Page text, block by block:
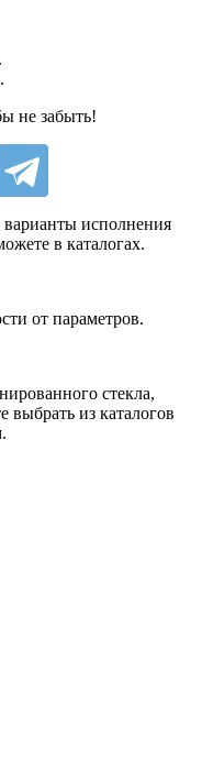
не забыть!
исполнения
в каталогах.
от параметров.
стекла,
выбрать из каталогов